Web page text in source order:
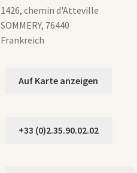
1426, chemin d'Atteville
SOMMERY, 76440
Frankreich
Auf Karte anzeigen
+33 (0)2.35.90.02.02